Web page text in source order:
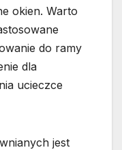
okien. Warto
do ramy
dla
ucieczce
jest